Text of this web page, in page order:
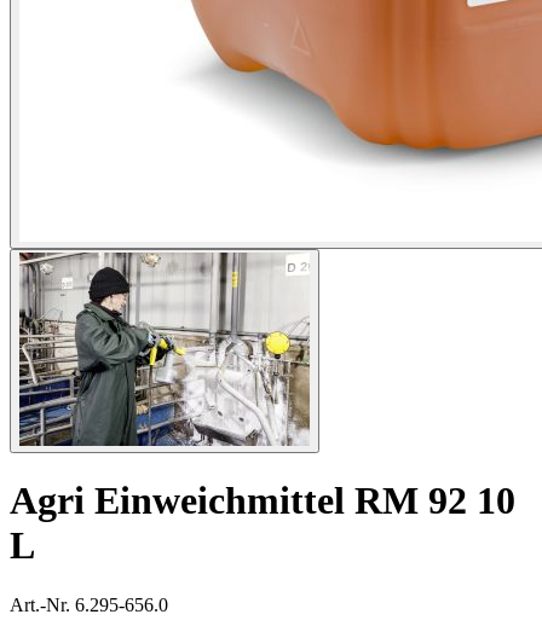
Agri Einweichmittel RM 92 10
L
Art.-Nr. 6.295-656.0